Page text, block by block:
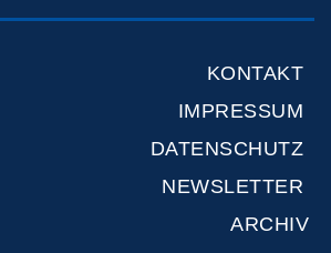
KONTAKT
IMPRESSUM
DATENSCHUTZ
NEWSLETTER
ARCHIV